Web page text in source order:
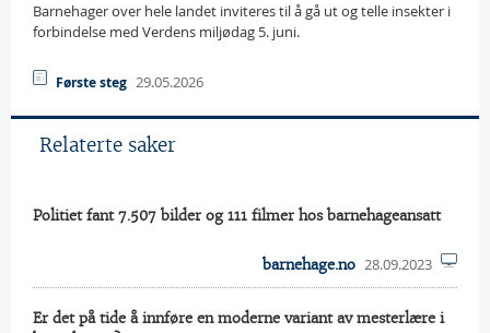
Barnehager over hele landet inviteres til å gå ut og telle insekter i
forbindelse med Verdens miljødag 5. juni.
Første steg 29.05.2026
Relaterte saker
Politiet fant 7.507 bilder og 111 filmer hos barnehageansatt
barnehage.no 28.09.2023
Er det på tide å innføre en moderne variant av mesterlære i